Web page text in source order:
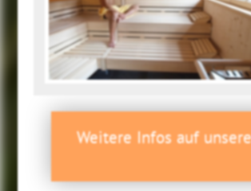
Weitere Infos auf